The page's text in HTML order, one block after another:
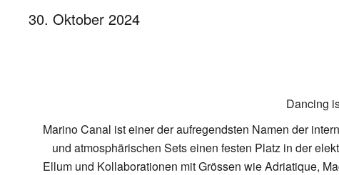
30. Oktober 2024
Dancing
Marino Canal ist einer der aufregendsten Namen der
und atmosphärischen Sets einen festen Platz in der
Ellum und Kollaborationen mit Grössen wie Adriatique,